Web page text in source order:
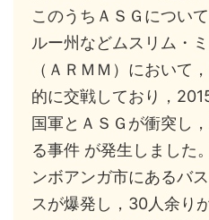
このうちＡＳＧについ
ルー州などムスリム・
（ＡＲＭＭ）において
的に交戦しており，
国軍とＡＳＧが衝突し
る事件 が発生しました
ンボアンガ市にあるバ
スが爆発し，30人余り